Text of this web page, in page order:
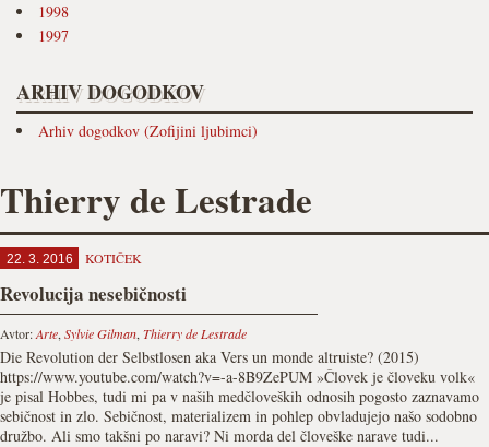
1998
1997
ARHIV DOGODKOV
Arhiv dogodkov (Zofijini ljubimci)
Thierry de Lestrade
22. 3. 2016 KOTIČEK
Revolucija nesebičnosti
Avtor:Arte, Sylvie Gilman, Thierry de Lestrade
Die Revolution der Selbstlosen aka Vers un monde altruiste? (2015)
https://www.youtube.com/watch?v=-a-8B9ZePUM »Človek je človeku volk«
je pisal Hobbes, tudi mi pa v naših medčloveških odnosih pogosto zaznavamo
sebičnost in zlo. Sebičnost, materializem in pohlep obvladujejo našo sodobno
družbo. Ali smo takšni po naravi? Ni morda del človeške narave tudi...